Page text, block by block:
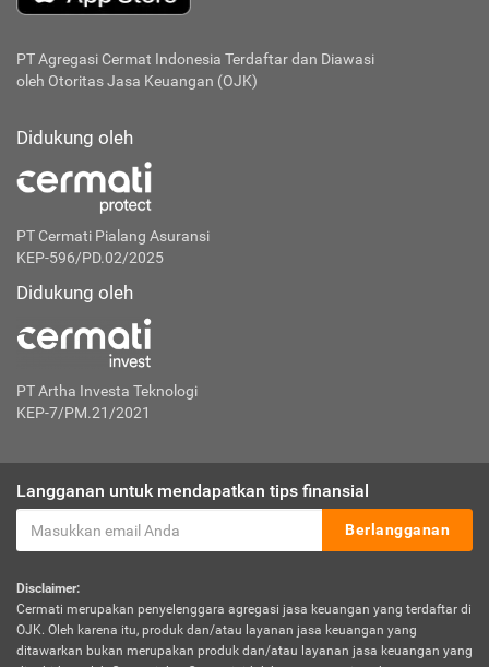
PT Agregasi Cermat Indonesia Terdaftar dan Diawasi
oleh Otoritas Jasa Keuangan (OJK)
Didukung oleh
PT Cermati Pialang Asuransi
KEP-596/PD.02/2025
Didukung oleh
PT Artha Investa Teknologi
KEP-7/PM.21/2021
Langganan untuk mendapatkan tips finansial
Berlangganan
Disclaimer:
Cermati merupakan penyelenggara agregasi jasa keuangan yang terdaftar di
OJK. Oleh karena itu, produk dan/atau layanan jasa keuangan yang
ditawarkan bukan merupakan produk dan/atau layanan jasa keuangan yang